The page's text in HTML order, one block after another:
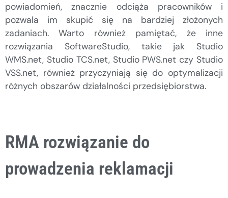
powiadomień, znacznie odciąża pracowników i
pozwala im skupić się na bardziej złożonych
zadaniach. Warto również pamiętać, że inne
rozwiązania SoftwareStudio, takie jak Studio
WMS.net, Studio TCS.net, Studio PWS.net czy Studio
VSS.net, również przyczyniają się do optymalizacji
różnych obszarów działalności przedsiębiorstwa.
RMA rozwiązanie do
prowadzenia reklamacji